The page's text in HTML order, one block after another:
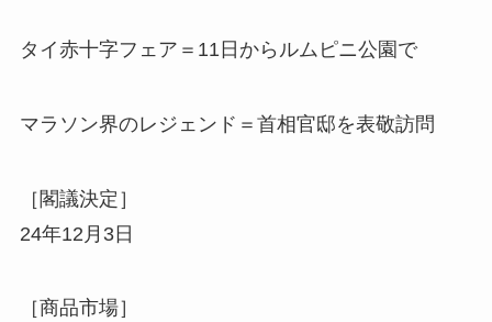
タイ赤十字フェア＝11日からルムピニ公園で
マラソン界のレジェンド＝首相官邸を表敬訪問
［閣議決定］
24年12月3日
［商品市場］